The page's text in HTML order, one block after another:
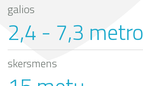
galios
2,4 - 7,3 metro
skersmens